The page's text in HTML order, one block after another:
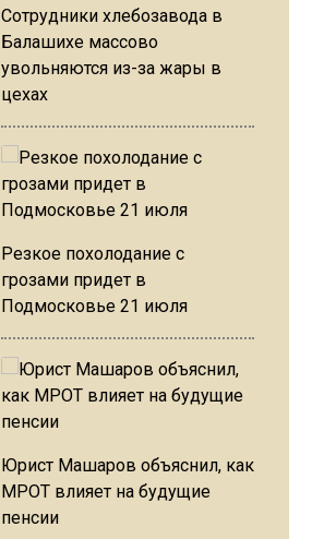
Сотрудники хлебозавода в
Балашихе массово
увольняются из-за жары в
цехах
Резкое похолодание с
грозами придет в
Подмосковье 21 июля
Юрист Машаров объяснил, как
МРОТ влияет на будущие
пенсии